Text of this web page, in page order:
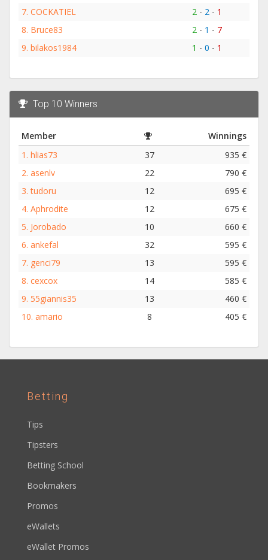
7. COCKATIEL 2 - 2 - 1
8. Bruce83 2 - 1 - 7
9. bilakos1984 1 - 0 - 1
Top 10 Winners
Member
Winnings
1. hlias73 37
935 €
2. asenlv 22
790 €
3.tudoru 12
695 €
4. Aphrodite 12
675 €
5. Jorobado 10
660 €
6. ankefal 32
595 €
7. genci79 13
595 €
8. cexcox 14
585 €
9. 55giannis35 13
460 €
10. amario 8 405 €
Betting
Tips
Tipsters
Betting School
Bookmakers
Promos
eWallets
eWallet Promos